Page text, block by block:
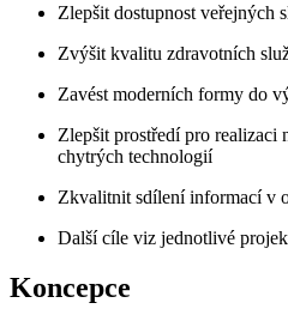
Zlepšit dostupnost veřejných
Zvýšit kvalitu zdravotních
Zavést moderních formy do
Zlepšit prostředí pro realizaci
chytrých technologií
Zkvalitnit sdílení informací v
Další cíle viz jednotlivé
Koncepce